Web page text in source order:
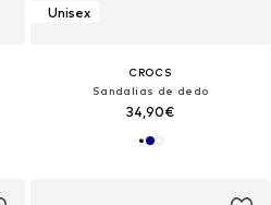
Unisex
CROCS
Sandalias de dedo
34,90€